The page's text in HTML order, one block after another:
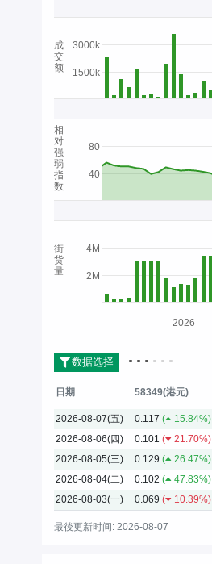
1500k
3000k
40
80
2M
4M
2026
成
交
额
相
对
强
弱
指
数
街
货
量
数据选择
日期 58349(港元)
2026-08-07(五)
0.117 ( 15.84%)
2026-08-06(四)
0.101 ( 21.70%)
2026-08-05(三)
0.129 ( 26.47%)
2026-08-04(二)
0.102 ( 47.83%)
2026-08-03(一)
0.069 ( 10.39%)
最後更新时间: 2026-08-07